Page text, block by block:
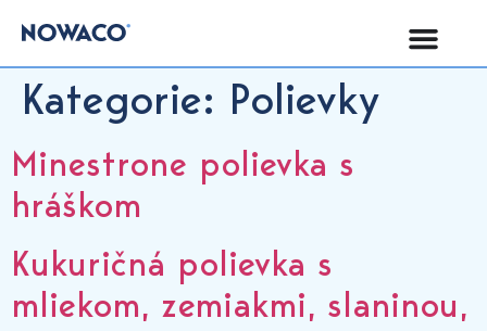
Kategorie: Polievky
Minestrone polievka s
hráškom
Kukuričná polievka s
mliekom, zemiakmi, slaninou,